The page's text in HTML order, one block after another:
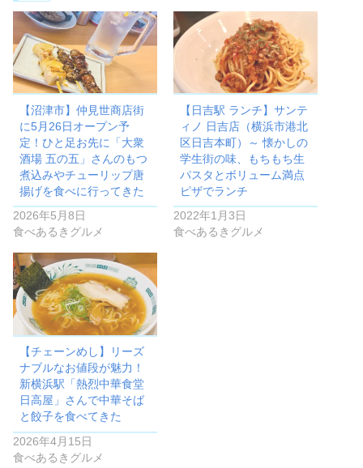
【沼津市】仲見世商店街
に5月26日オープン予
定！ひと足お先に「大衆
酒場 五の五」さんのもつ
煮込みやチューリップ唐
揚げを食べに行ってきた
2026年5月8日
食べあるきグルメ
【日吉駅 ランチ】サンテ
ィノ 日吉店（横浜市港北
区日吉本町）～ 懐かしの
学生街の味、もちもち生
パスタとボリューム満点
ピザでランチ
2022年1月3日
食べあるきグルメ
【チェーンめし】リーズ
ナブルなお値段が魅力！
新横浜駅「熱烈中華食堂
日高屋」さんで中華そば
と餃子を食べてきた
2026年4月15日
食べあるきグルメ